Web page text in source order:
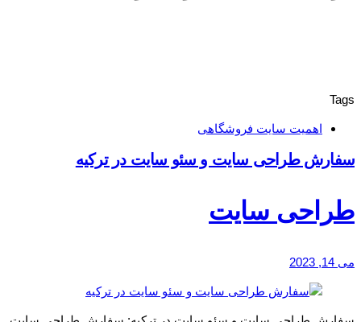
Tags
اهمیت سایت فروشگاهی
سفارش طراحی سایت و سئو سایت در ترکیه
طراحی سایت
می 14, 2023